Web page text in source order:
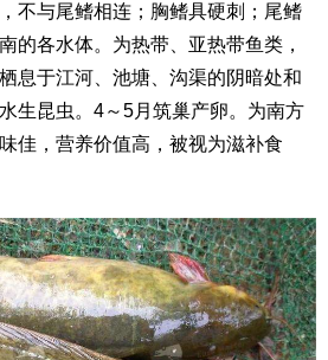
不与尾鳍相连；胸鳍具硬刺；尾鳍
的各水体。为热带、亚热带鱼类，
息于江河、池塘、沟渠的阴暗处和
生昆虫。4～5月筑巢产卵。为南方
佳，营养价值高，被视为滋补食